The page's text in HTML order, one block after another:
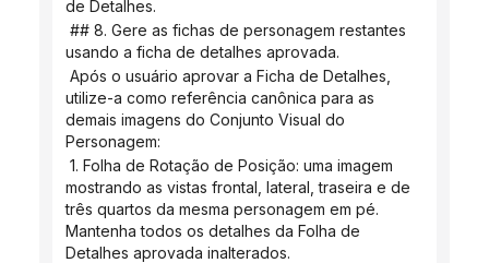
de Detalhes.
usando a ficha de detalhes aprovada.
utilize-a como referência canônica para as
demais imagens do Conjunto Visual do
Personagem:
mostrando as vistas frontal, lateral, traseira e de
três quartos da mesma personagem em pé.
Mantenha todos os detalhes da Folha de
Detalhes aprovada inalterados.